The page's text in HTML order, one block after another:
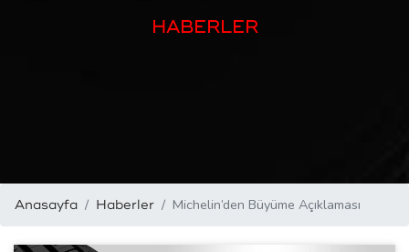
HABERLER
Anasayfa Haberler Michelin’den Büyüme Açıklaması